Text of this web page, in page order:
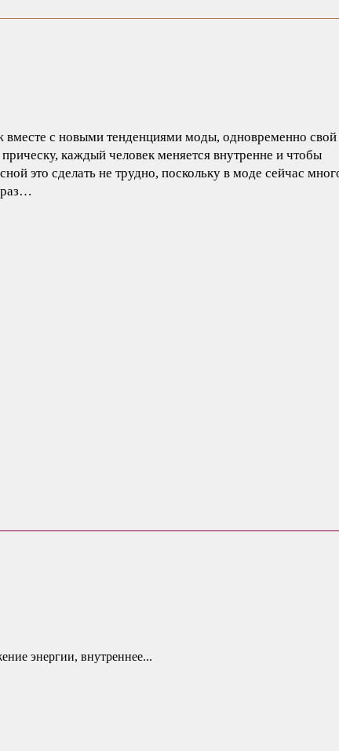
с новыми тенденциями моды, одновременно свой
каждый человек меняется внутренне и чтобы
это сделать не трудно, поскольку в моде сейчас
энергии, внутреннее...